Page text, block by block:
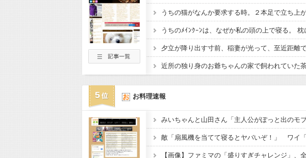
5 お料理速報